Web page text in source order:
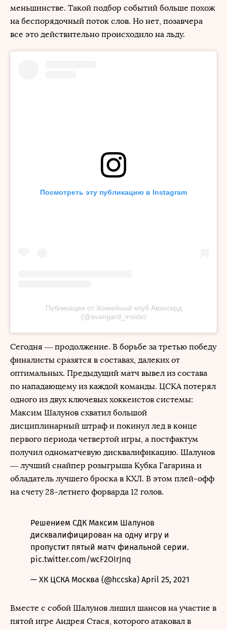
меньшинстве. Такой подбор событий больше похож
на беспорядочный поток слов. Но нет, позавчера
все это действительно происходило на льду.
Посмотреть эту публикацию в Instagram
Публикация от Хоккейный клуб Авангард
(@avangard_inside)
Сегодня — продолжение. В борьбе за третью победу
финалисты сразятся в составах, далеких от
оптимальных. Предыдущий матч вывел из состава
по нападающему из каждой команды. ЦСКА потерял
одного из двух ключевых хоккеистов системы:
Максим Шалунов схватил большой
дисциплинарный штраф и покинул лед в конце
первого периода четвертой игры, а постфактум
получил одноматчевую дисквалификацию. Шалунов
— лучший снайпер розыгрыша Кубка Гагарина и
обладатель лучшего броска в КХЛ. В этом плей-офф
на счету 28-летнего форварда 12 голов.
Решением СДК Максим Шалунов
дисквалифицирован на одну игру и
пропустит пятый матч финальной серии.
pic.twitter.com/wcF2OIrJnq
— ХК ЦСКА Москва (@hccska) April 25, 2021
Вместе с собой Шалунов лишил шансов на участие в
пятой игре Андрея Стася, которого атаковал в